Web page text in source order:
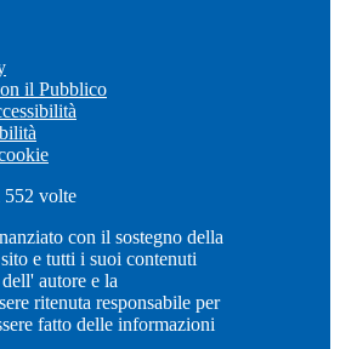
il Pubblico
552 volte
con il sostegno della
e tutti i suoi contenuti
autore e la
ritenuta responsabile per
fatto delle informazioni